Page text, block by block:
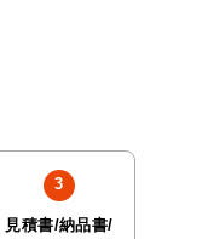
見積書/納品書/